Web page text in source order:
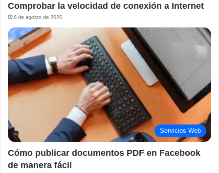
Comprobar la velocidad de conexión a Internet
6 de agosto de 2026
Servicios Web
Cómo publicar documentos PDF en Facebook
de manera fácil